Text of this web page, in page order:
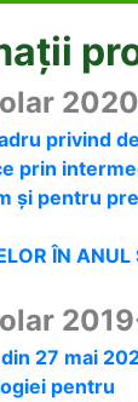
privind
prin
și pentru
ÎN
27 mai
pentru